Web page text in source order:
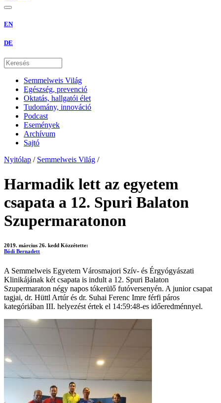
EN
DE
Semmelweis Világ
Egészség, prevenció
Oktatás, hallgatói élet
Tudomány, innováció
Podcast
Események
Archívum
Sajtó
Nyitólap / Semmelweis Világ /
Harmadik lett az egyetem
csapata a 12. Spuri Balaton
Szupermaratonon
2019. március 26. kedd Közzétette:
Bódi Bernadett
A Semmelweis Egyetem Városmajori Szív- és Érgyógyászati
Klinikájának két csapata is indult a 12. Spuri Balaton
Szupermaraton négy napos tókerülő futóversenyén. A junior csapat
tagjai, dr. Hüttl Artúr és dr. Suhai Ferenc Imre férfi páros
kategóriában III. helyezést értek el 14:59:48-es időeredménnyel.